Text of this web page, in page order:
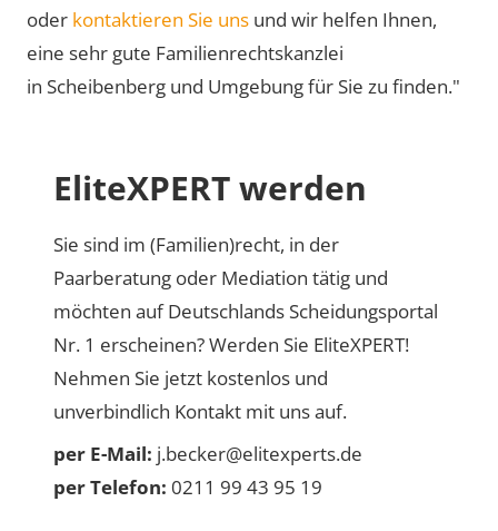
oder kontaktieren Sie uns und wir helfen Ihnen,
eine sehr gute Familienrechtskanzlei
in Scheibenberg und Umgebung für Sie zu finden."
EliteXPERT werden
Sie sind im (Familien)recht, in der
Paarberatung oder Mediation tätig und
möchten auf Deutschlands Scheidungsportal
Nr. 1 erscheinen? Werden Sie EliteXPERT!
Nehmen Sie jetzt kostenlos und
unverbindlich Kontakt mit uns auf.
per E-Mail: j.becker@elitexperts.de
per Telefon: 0211 99 43 95 19